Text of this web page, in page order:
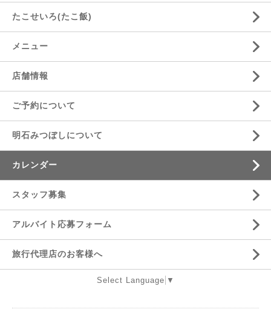
たこせいろ(たこ飯)
メニュー
店舗情報
ご予約について
明石みつぼしについて
カレンダー
スタッフ募集
アルバイト応募フォーム
旅行代理店のお客様へ
Select Language ▼